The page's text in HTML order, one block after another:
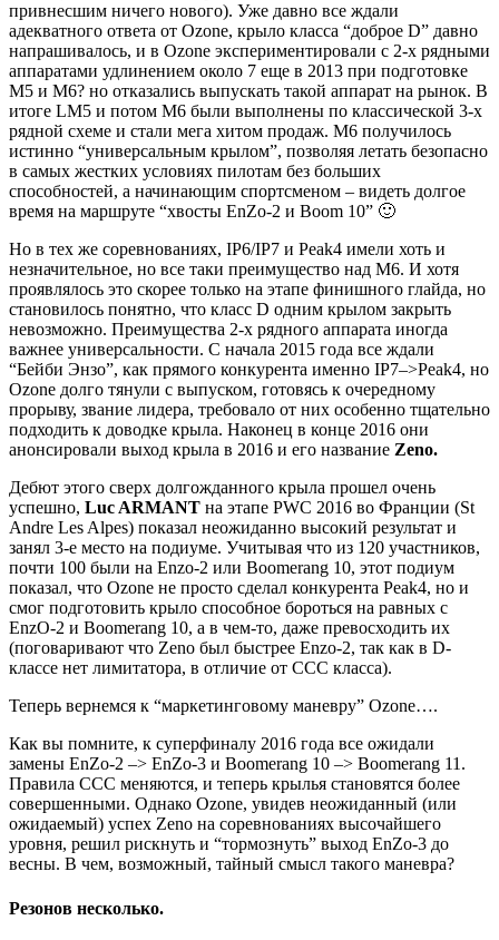
привнесшим ничего нового). Уже давно все ждали
адекватного ответа от Ozone, крыло класса “доброе D” давно
напрашивалось, и в Ozone экспериментировали с 2-х рядными
аппаратами удлинением около 7 еще в 2013 при подготовке
M5 и M6? но отказались выпускать такой аппарат на рынок. В
итоге LM5 и потом M6 были выполнены по классической 3-х
рядной схеме и стали мега хитом продаж. M6 получилось
истинно “универсальным крылом”, позволяя летать безопасно
в самых жестких условиях пилотам без больших
способностей, а начинающим спортсменом – видеть долгое
время на маршруте “хвосты EnZo-2 и Boom 10” 🙂
Но в тех же соревнованиях, IP6/IP7 и Peak4 имели хоть и
незначительное, но все таки преимущество над M6. И хотя
проявлялось это скорее только на этапе финишного глайда, но
становилось понятно, что класс D одним крылом закрыть
невозможно. Преимущества 2-х рядного аппарата иногда
важнее универсальности. С начала 2015 года все ждали
“Бейби Энзо”, как прямого конкурента именно IP7–>Peak4, но
Ozone долго тянули с выпуском, готовясь к очередному
прорыву, звание лидера, требовало от них особенно тщательно
подходить к доводке крыла. Наконец в конце 2016 они
анонсировали выход крыла в 2016 и его название Zeno.
Дебют этого сверх долгожданного крыла прошел очень
успешно, Luc ARMANT на этапе PWC 2016 во Франции (St
Andre Les Alpes) показал неожиданно высокий результат и
занял 3-е место на подиуме. Учитывая что из 120 участников,
почти 100 были на Enzo-2 или Boomerang 10, этот подиум
показал, что Ozone не просто сделал конкурента Peak4, но и
смог подготовить крыло способное бороться на равных с
EnzO-2 и Boomerang 10, а в чем-то, даже превосходить их
(поговаривают что Zeno был быстрее Enzo-2, так как в D-
классе нет лимитатора, в отличие от ССС класса).
Теперь вернемся к “маркетинговому маневру” Ozone….
Как вы помните, к суперфиналу 2016 года все ожидали
замены EnZo-2 –> EnZo-3 и Boomerang 10 –> Boomerang 11.
Правила ССС меняются, и теперь крылья становятся более
совершенными. Однако Ozone, увидев неожиданный (или
ожидаемый) успех Zeno на соревнованиях высочайшего
уровня, решил рискнуть и “тормознуть” выход EnZo-3 до
весны. В чем, возможный, тайный смысл такого маневра?
Резонов несколько.